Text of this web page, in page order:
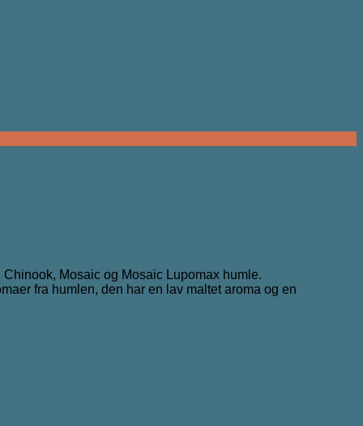
Mosaic og Mosaic Lupomax humle.
fra humlen, den har en lav maltet aroma og en